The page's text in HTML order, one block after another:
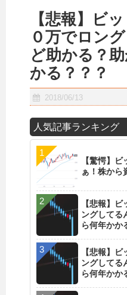
【悲報】ビ
０万でロン
ど助かる？
かる？？？
2018/06/13
人気記事ランキング
【驚愕】
ぁ！株から
【悲報】
ングしてる
ら何年かか
【悲報】
ングしてる
ら何年かか